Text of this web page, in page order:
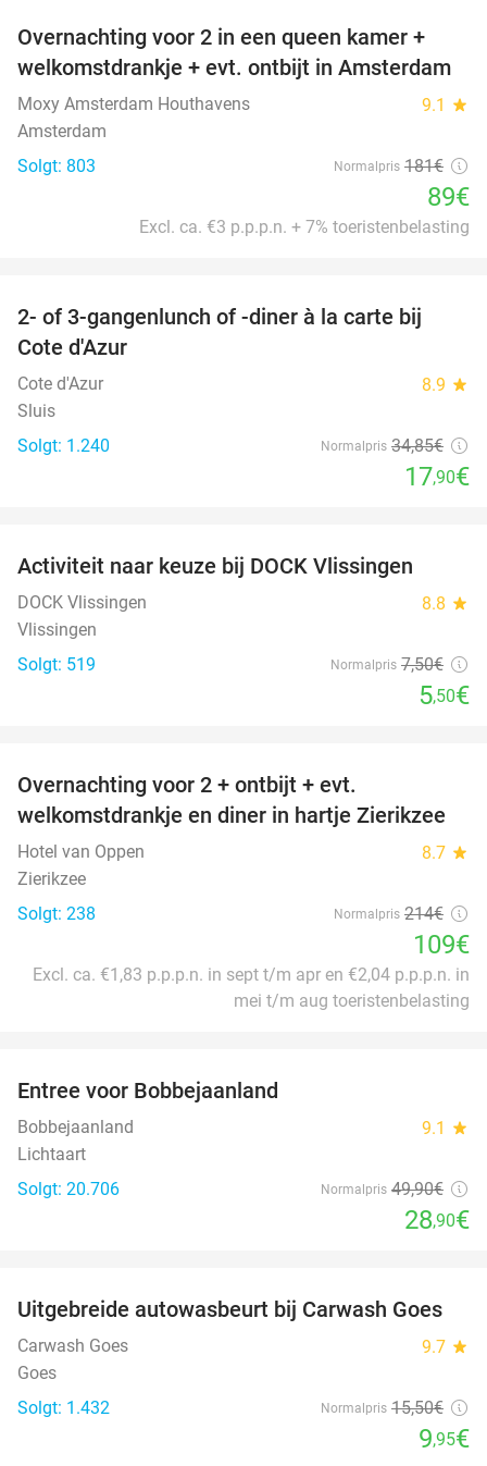
51%
Overnachting voor 2 in een queen kamer +
welkomstdrankje + evt. ontbijt in Amsterdam
Moxy Amsterdam Houthavens 9.1 star
Amsterdam
Solgt: 803
Normalpris 181€
89€
Excl. ca. €3 p.p.p.n. + 7% toeristenbelasting
49%
2- of 3-gangenlunch of -diner à la carte bij
Cote d'Azur
Cote d'Azur 8.9 star
Sluis
Solgt: 1.240
Normalpris 34,85€
17,90€
Activiteit naar keuze bij DOCK Vlissingen
DOCK Vlissingen 8.8 star
Vlissingen
Solgt: 519
Normalpris 7,50€
5,50€
Overnachting voor 2 + ontbijt + evt.
welkomstdrankje en diner in hartje Zierikzee
Hotel van Oppen 8.7 star
Zierikzee
Solgt: 238
Normalpris 214€
109€
Excl. ca. €1,83 p.p.p.n. in sept t/m apr en €2,04 p.p.p.n. in
mei t/m aug toeristenbelasting
Entree voor Bobbejaanland
Bobbejaanland 9.1 star
Lichtaart
Solgt: 20.706
Normalpris 49,90€
28,90€
36%
Uitgebreide autowasbeurt bij Carwash Goes
Carwash Goes 9.7 star
Goes
Solgt: 1.432
Normalpris 15,50€
9,95€